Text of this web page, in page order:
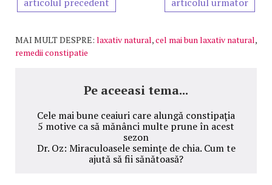
MAI MULT DESPRE: laxativ natural,cel mai bun laxativ natural,
remedii constipatie
Pe aceeasi tema...
Cele mai bune ceaiuri care alungă constipaţia
5 motive ca să mănânci multe prune în acest
sezon
Dr. Oz: Miraculoasele seminţe de chia. Cum te
ajută să fii sănătoasă?